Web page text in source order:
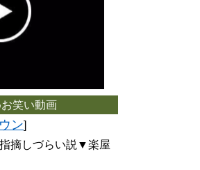
笑い動画
ン]
摘しづらい説▼楽屋